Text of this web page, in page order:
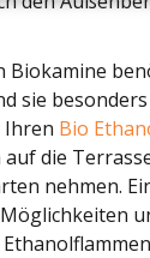
Biokamine
sie
Ihren Bio
die
nehmen.